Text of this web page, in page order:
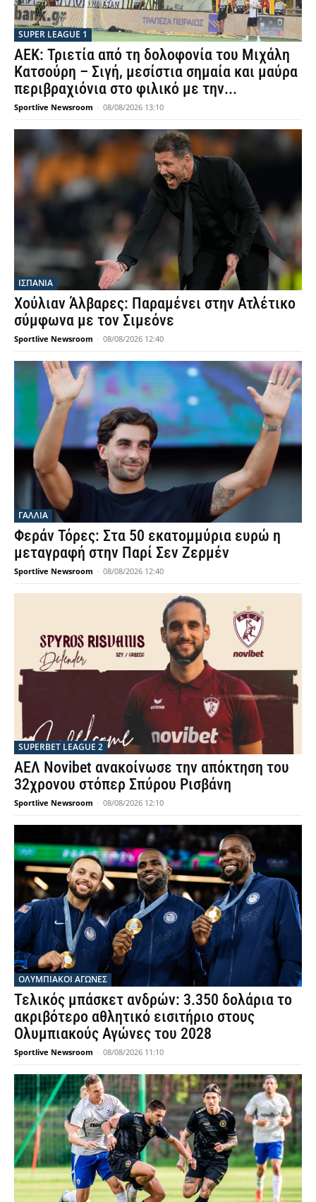
SUPER LEAGUE 1
ΑΕΚ: Τριετία από τη δολοφονία του Μιχάλη
Κατσούρη – Σιγή, μεσίστια σημαία και μαύρα
περιβραχιόνια στο φιλικό με την...
Sportlive Newsroom - 08/08/2026 13:10
ΙΣΠΑΝΙΑ
Χούλιαν Άλβαρες: Παραμένει στην Ατλέτικο
σύμφωνα με τον Σιμεόνε
Sportlive Newsroom - 08/08/2026 12:40
ΓΑΛΛΙΑ
Φεράν Τόρες: Στα 50 εκατομμύρια ευρώ η
μεταγραφή στην Παρί Σεν Ζερμέν
Sportlive Newsroom - 08/08/2026 12:40
SUPERBET LEAGUE 2
ΑΕΛ Novibet ανακοίνωσε την απόκτηση του
32χρονου στόπερ Σπύρου Ρισβάνη
Sportlive Newsroom - 08/08/2026 12:10
ΟΛΥΜΠΙΑΚΟΊ ΑΓΏΝΕΣ
Τελικός μπάσκετ ανδρών: 3.350 δολάρια το
ακριβότερο αθλητικό εισιτήριο στους
Ολυμπιακούς Αγώνες του 2028
Sportlive Newsroom - 08/08/2026 11:10